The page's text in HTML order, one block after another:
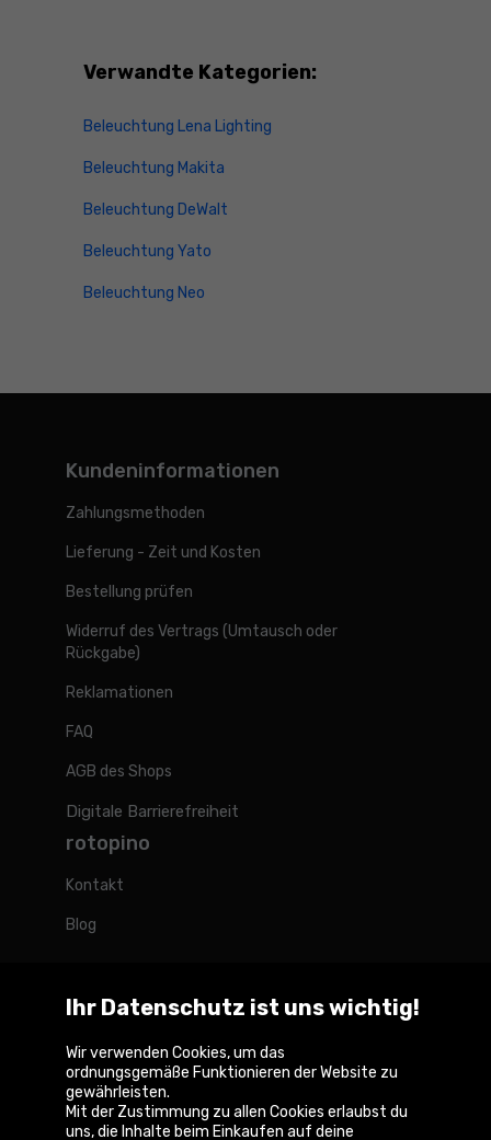
Verwandte Kategorien:
Beleuchtung Lena Lighting
Beleuchtung Makita
Beleuchtung DeWalt
Beleuchtung Yato
Beleuchtung Neo
Kundeninformationen
Zahlungsmethoden
Lieferung - Zeit und Kosten
Bestellung prüfen
Widerruf des Vertrags (Umtausch oder
Rückgabe)
Reklamationen
FAQ
AGB des Shops
Digitale Barrierefreiheit
rotopino
Kontakt
Blog
Belgique België
Ihr Datenschutz ist uns wichtig!
Wir verwenden Cookies, um das
ordnungsgemäße Funktionieren der Website zu
gewährleisten.
Mit der Zustimmung zu allen Cookies erlaubst du
uns, die Inhalte beim Einkaufen auf deine